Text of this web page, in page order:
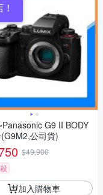
G9 II BODY
公司貨)
$49,900
加入購物車